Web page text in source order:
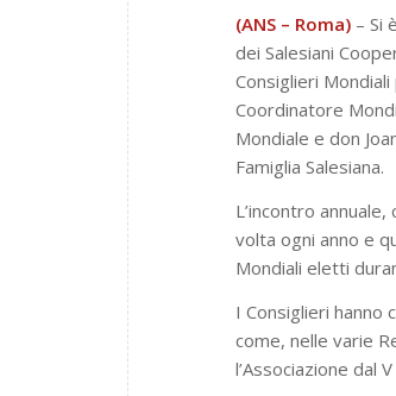
(ANS – Roma) – Si
dei Salesiani
Consiglieri
Coordinatore
Mondiale e don
Famiglia Salesiana.
L’incontro
volta ogni anno e
Mondiali eletti
I Consiglieri hanno
come, nelle varie
l’Associazione dal